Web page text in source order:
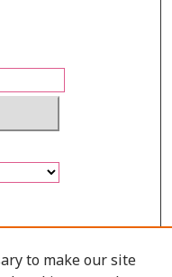
to make our site